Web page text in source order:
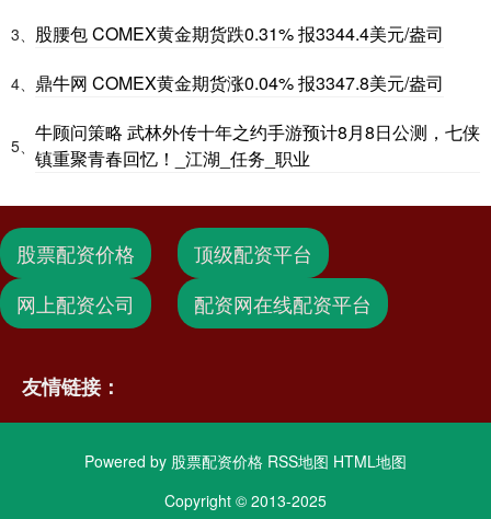
3、 股腰包 COMEX黄金期货跌0.31% 报3344.4美元/盎司
4、 鼎牛网 COMEX黄金期货涨0.04% 报3347.8美元/盎司
5、
牛顾问策略 武林外传十年之约手游预计8月8日公测，七侠
镇重聚青春回忆！_江湖_任务_职业
股票配资价格
顶级配资平台
网上配资公司
配资网在线配资平台
友情链接：
Powered by 股票配资价格 RSS地图 HTML地图
Copyright © 2013-2025